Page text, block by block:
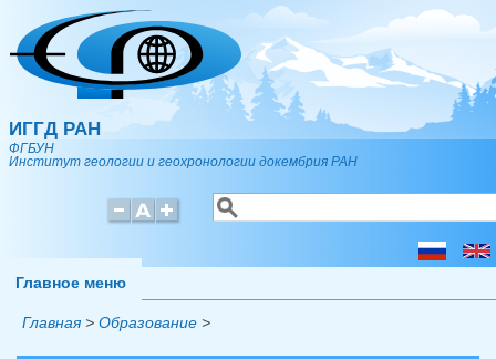
Перейти к основному содержанию
ИГГД РАН
ФГБУН
Институт геологии и геохронологии докембрия РАН
Форма поиска
Поиск
Главное меню
Главная > Образование >